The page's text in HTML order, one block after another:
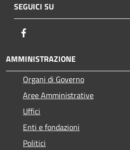
SEGUICI SU
AMMINISTRAZIONE
Organi di Governo
Aree Amministrative
Uffici
Enti e fondazioni
Politici